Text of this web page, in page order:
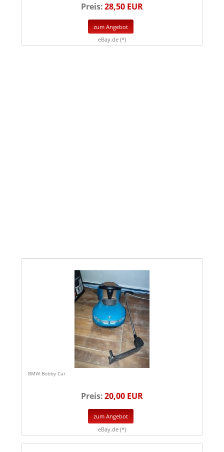
Preis:28,50 EUR
zum Angebot
eBay.de (*)
BMW Bobby Car
Preis:20,00 EUR
zum Angebot
eBay.de (*)